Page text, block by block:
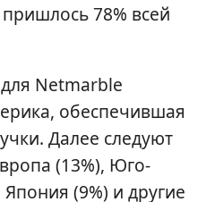
78% всей
Netmarble
обеспечившая
Далее следуют
(13%), Юго-
(9%) и другие